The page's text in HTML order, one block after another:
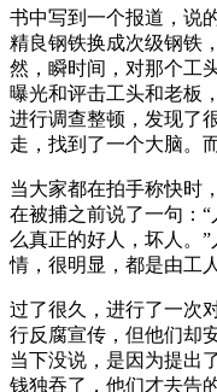
书中写到一个报道，说
精良钢铁换成次级钢铁
然，瞬时间，对那个工
曝光和评击工头和老板
进行调查整顿，发现了
走，找到了一个大脑。
当大家都在拍手称快时
在被捕之前说了一句：
么真正的好人，坏人。
情，很明显，都是由工
过了很久，进行了一次
行反腐宣传，但他们却
当下没说，是因为提出
钱独吞了，他们才去告